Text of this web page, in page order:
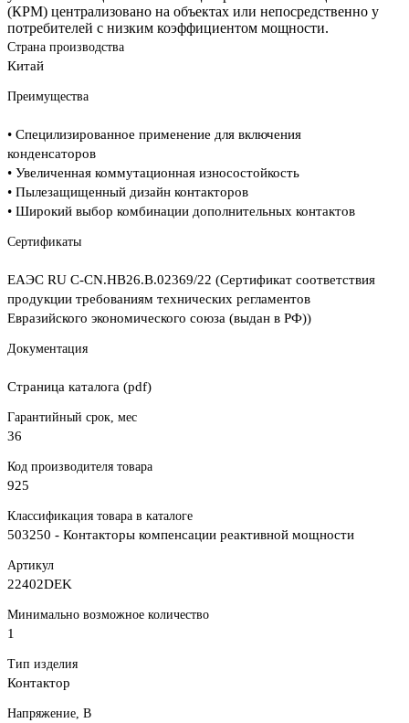
(КРМ) централизовано на объектах или непосредственно у
потребителей с низким коэффициентом мощности.
Страна производства
Китай
Преимущества
• Специлизированное применение для включения
конденсаторов
• Увеличенная коммутационная износостойкость
• Пылезащищенный дизайн контакторов
• Широкий выбор комбинации дополнительных контактов
Сертификаты
ЕАЭС RU С-CN.НВ26.В.02369/22 (Сертификат соответствия
продукции требованиям технических регламентов
Евразийского экономического союза (выдан в РФ))
Документация
Страница каталога (pdf)
Гарантийный срок, мес
36
Код производителя товара
925
Классификация товара в каталоге
503250 - Контакторы компенсации реактивной мощности
Артикул
22402DEK
Минимально возможное количество
1
Тип изделия
Контактор
Напряжение, В